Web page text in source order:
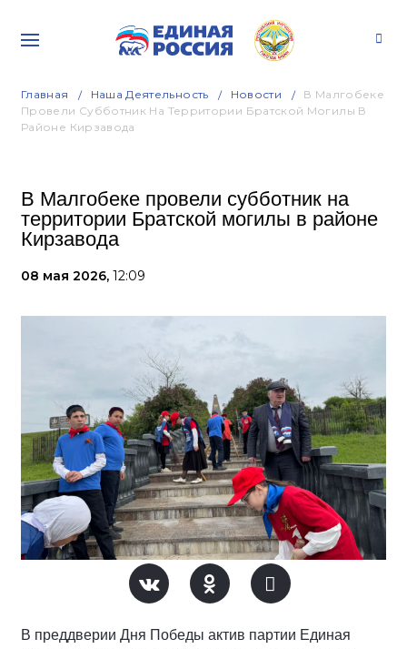
Главная Наша Деятельность Новости
В Малгобеке
Провели Субботник На Территории Братской Могилы В
Районе Кирзавода
В Малгобеке провели субботник на
территории Братской могилы в районе
Кирзавода
08 мая 2026, 12:09
В преддверии Дня Победы актив партии Единая